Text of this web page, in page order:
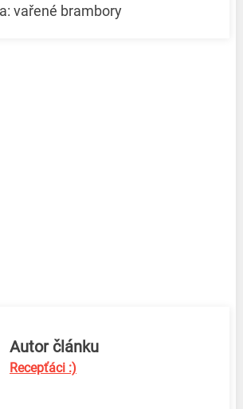
vařené brambory
Autor článku
Recepťáci :)